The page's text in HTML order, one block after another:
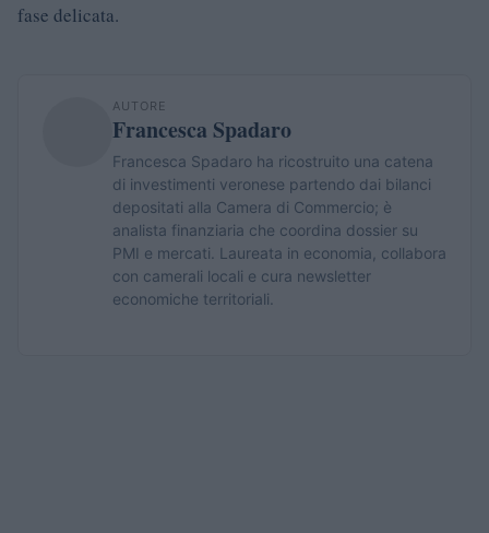
fase delicata.
AUTORE
Francesca Spadaro
Francesca Spadaro ha ricostruito una catena
di investimenti veronese partendo dai bilanci
depositati alla Camera di Commercio; è
analista finanziaria che coordina dossier su
PMI e mercati. Laureata in economia, collabora
con camerali locali e cura newsletter
economiche territoriali.